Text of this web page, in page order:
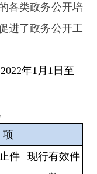
各类政务公开培
进了政务公开工
2022年1月1日至
项
件
现行有效件